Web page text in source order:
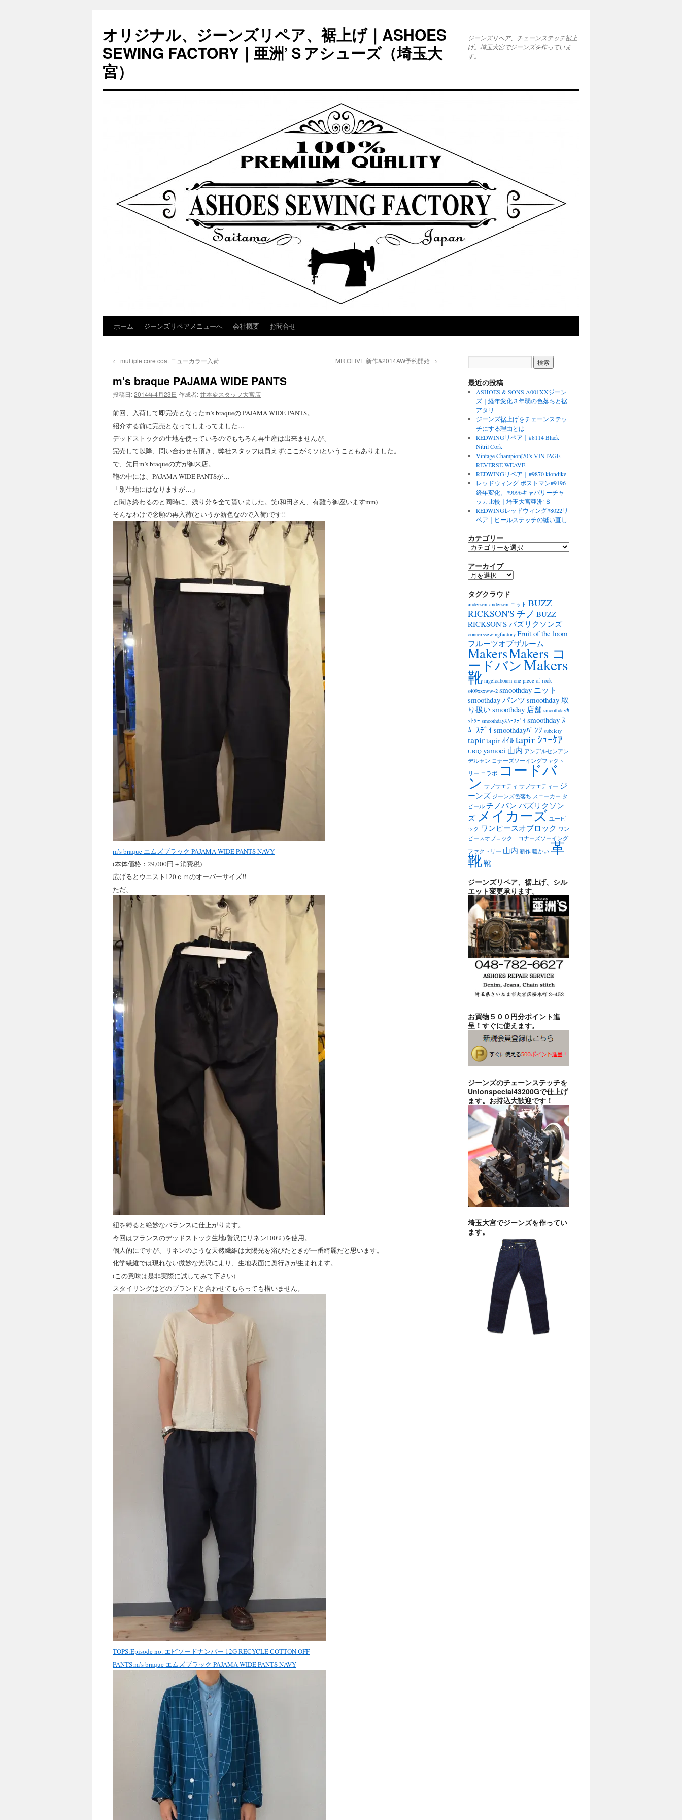
オリジナル、ジーンズリペア、裾上げ｜ASHOES
SEWING FACTORY｜亜洲’Ｓアシューズ（埼玉大
宮）
ジーンズリペア、チェーンステッチ裾上
げ。埼玉大宮でジーンズを作っていま
す。
テ
ン
へ
キ
ッ
ホーム ジーンズリペアメニューへ 会社概要 お問合せ
← multiple core coat ニューカラー入荷 MR.OLIVE 新作&2014AW予約開始 →
m's braque PAJAMA WIDE PANTS
投稿日:2014年4月23日 作成者:井本＠スタッフ大宮店
前回、入荷して即完売となったm’s braqueの PAJAMA WIDE PANTS。
紹介する前に完売となってしまってました…
デッドストックの生地を使っているのでもちろん再生産は出来ませんが、
完売して以降、問い合わせも頂き、弊社スタッフは買えず(ここがミソ)ということもありました。
で、先日m’s braqueの方が御来店。
鞄の中には、PAJAMA WIDE PANTSが…
「別生地にはなりますが…」
と聞き終わるのと同時に、残り分を全て貰いました。笑(和田さん、有難う御座いますmm)
そんなわけで念願の再入荷(というか新色なので入荷)です!!
m’s braque エムズブラック PAJAMA WIDE PANTS NAVY
(本体価格：29,000円 + 消費税)
広げるとウエスト120ｃｍのオーバーサイズ!!
ただ、
紐を縛ると絶妙なバランスに仕上がります。
今回はフランスのデッドストック生地(贅沢にリネン100%)を使用。
個人的にですが、リネンのような天然繊維は太陽光を浴びたときが一番綺麗だと思います。
化学繊維では現れない微妙な光沢により、生地表面に奥行きが生まれます。
(この意味は是非実際に試してみて下さい)
スタイリングはどのブランドと合わせてもらっても構いません。
TOPS:Episode no. エピソードナンバー 12G RECYCLE COTTON OFF
PANTS:m’s braque エムズブラック PAJAMA WIDE PANTS NAVY
最近の投稿
ASHOES & SONS A001XXジーン
ズ｜経年変化３年弱の色落ちと裾
アタリ
ジーンズ裾上げをチェーンステッ
チにする理由とは
REDWINGリペア｜#8114 Black
Nitril Cork
Vintage Champion|70’s VINTAGE
REVERSE WEAVE
REDWINGリペア｜#9870 klondike
レッドウィング ポストマン#9196
経年変化。#9096キャバリーチャ
ッカ比較｜埼玉大宮亜洲’Ｓ
REDWINGレッドウィング#8022リ
ペア｜ヒールステッチの縫い直し
カテゴリー
カ
ゴ
リ
アーカイブ
ア
カ
イ
ブ
タグクラウド
andersen-andersen ニット BUZZ
RICKSON'S チノ BUZZ
RICKSON'S バズリクソンズ
connerssewingfactory Fruit of the loom
フルーツオブザルーム
MakersMakers コ
ードバンMakers
靴 nigelcabourn one piece of rock
s409xxxww-2 smoothday ニット
smoothday パンツ smoothday 取
り扱い smoothday 店舗 smoothdayｶ
ｯﾄｿｰ smoothdayｽﾑｰｽﾃﾞｲ smoothday ｽ
ﾑｰｽﾃﾞｲ smoothdayﾊﾟﾝﾂ subciety
tapirtapir ｵｲﾙ tapir ｼｭｰｹｱ
UBIQ yamoci 山内 アンデルセンアン
デルセン コナーズソーイングファクト
リー コラボ コードバ
ン サブサエティ サブサエティー ジ
ーンズ ジーンズ色落ち スニーカー タ
ピール チノパン バズリクソン
ズ メイカーズ ユービ
ック ワンピースオブロック ワン
ピースオブロック コナーズソーイング
ファクトリー 山内 新作 暖かい 革
靴靴
ジーンズリペア、裾上げ、シル
エット変更承ります。
お買物５００円分ポイント進
呈！すぐに使えます。
ジーンズのチェーンステッチを
Unionspecial43200Gで仕上げ
ます。お持込大歓迎です！
埼玉大宮でジーンズを作ってい
ます。